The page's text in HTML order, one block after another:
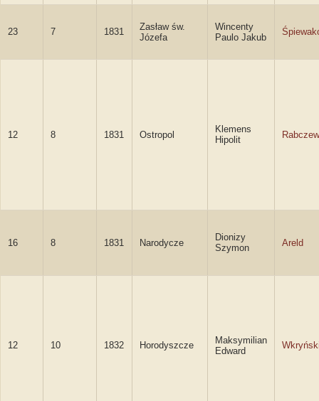
23 7 1831
Zasław św.
Józefa
Wincenty
Paulo Jakub
12 8 1831 Ostropol
Klemens
Hipolit
16 8 1831 Narodycze
Dionizy
Szymon
Areld
12 10 1832 Horodyszcze
Maksymilian
Edward